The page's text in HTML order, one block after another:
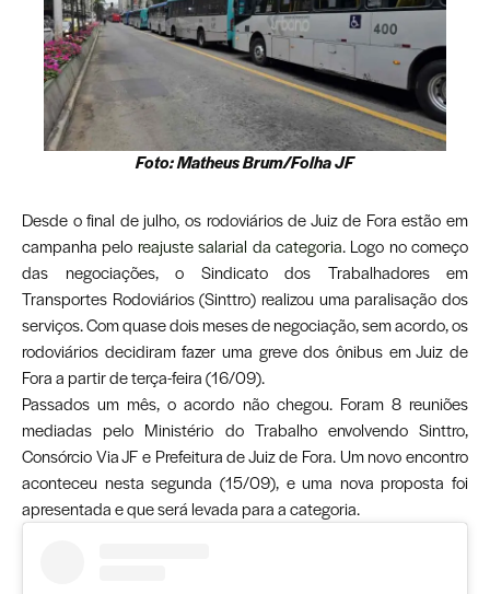
Foto: Matheus Brum/Folha JF
Desde o final de julho, os rodoviários de Juiz de Fora estão em
campanha pelo reajuste salarial da categoria. Logo no começo
das negociações, o Sindicato dos Trabalhadores em
Transportes Rodoviários (Sinttro) realizou uma paralisação dos
serviços. Com quase dois meses de negociação, sem acordo, os
rodoviários decidiram fazer uma greve dos ônibus em Juiz de
Fora a partir de terça-feira (16/09).
Passados um mês, o acordo não chegou. Foram 8 reuniões
mediadas pelo Ministério do Trabalho envolvendo Sinttro,
Consórcio Via JF e Prefeitura de Juiz de Fora. Um novo encontro
aconteceu nesta segunda (15/09), e uma nova proposta foi
apresentada e que será levada para a categoria.